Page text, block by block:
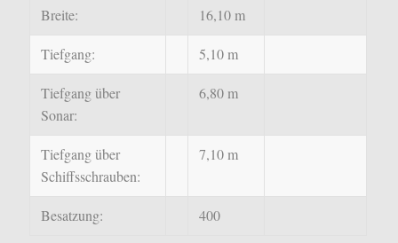
Breite: 16,10 m
Tiefgang: 5,10 m
Tiefgang über
Sonar:
6,80 m
Tiefgang über
Schiffsschrauben:
7,10 m
Besatzung: 400